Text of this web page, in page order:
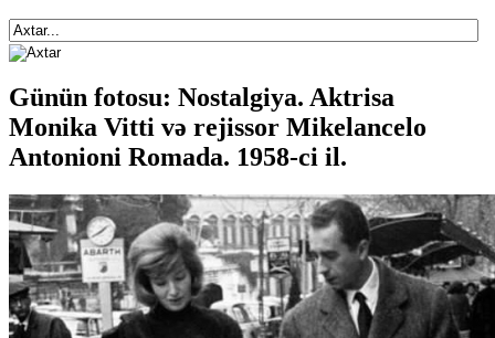
Günün fotosu: Nostalgiya. Aktrisa
Monika Vitti və rejissor Mikelancelo
Antonioni Romada. 1958-ci il.